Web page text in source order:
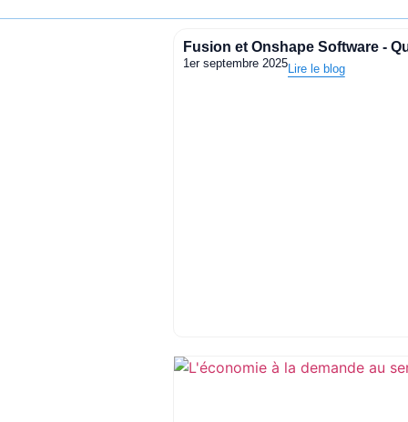
Fusion et Onshape Software -
1er septembre 2025Lire le blog